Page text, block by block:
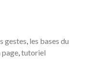
gestes les bases du
page, tutoriel